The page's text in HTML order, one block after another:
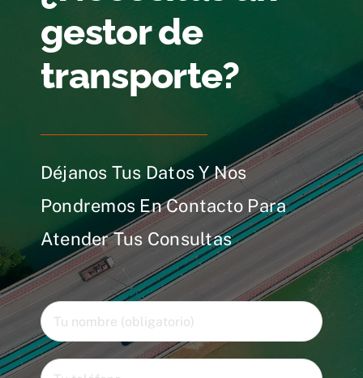
gestor de
transporte?
Déjanos Tus Datos Y Nos
Pondremos En Contacto Para
Atender Tus Consultas